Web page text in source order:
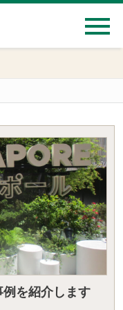
例を紹介します